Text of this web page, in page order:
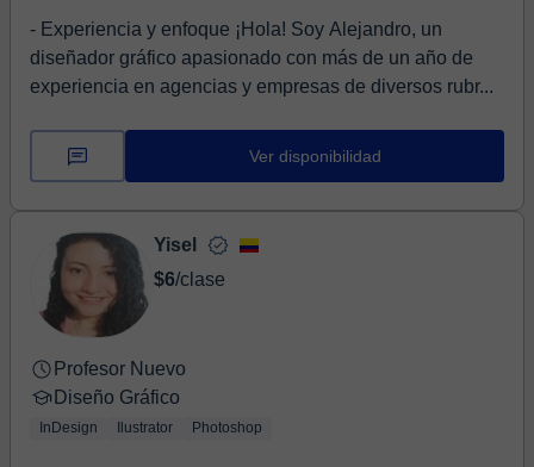
- Experiencia y enfoque ¡Hola! Soy Alejandro, un
diseñador gráfico apasionado con más de un año de
experiencia en agencias y empresas de diversos rubr...
Ver disponibilidad
Yisel
$6/clase
Profesor Nuevo
Diseño Gráfico
InDesign Ilustrator Photoshop